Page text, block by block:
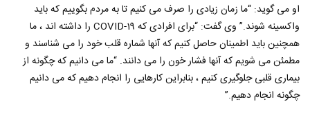
او می گوید: “ما زمان زیادی را صرف می کنیم تا به مردم بگوییم که باید
واکسینه شوند.” وی گفت: “برای افرادی که COVID-19 را داشته اند ، ما
همچنین باید اطمینان حاصل کنیم که آنها شماره قلب خود را می شناسند و
مطمئن می شویم که آنها فشار خون را می دانند. “ما می دانیم که چگونه از
بیماری قلبی جلوگیری کنیم ، بنابراین کارهایی را انجام دهیم که می دانیم
چگونه انجام دهیم.”